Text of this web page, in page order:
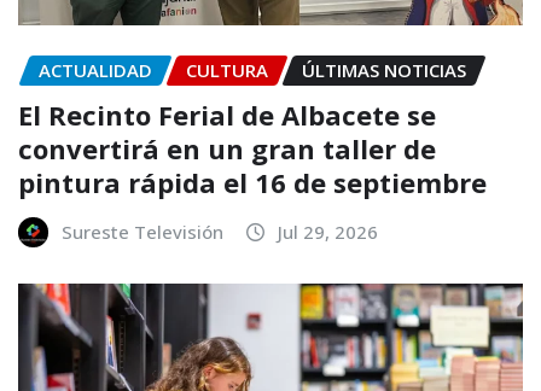
ACTUALIDAD CULTURA ÚLTIMAS NOTICIAS
El Recinto Ferial de Albacete se
convertirá en un gran taller de
pintura rápida el 16 de septiembre
Sureste Televisión Jul 29, 2026